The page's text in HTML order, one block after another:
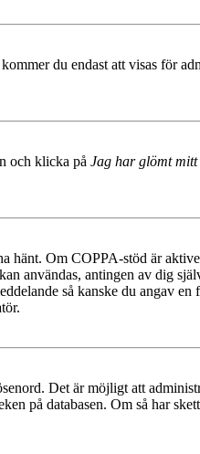
kommer du endast att visas för
och klicka på Jag har glömt mitt
hänt. Om COPPA-stöd är
användas, antingen av dig
så kanske du angav en
Det är möjligt att
på databasen. Om så har